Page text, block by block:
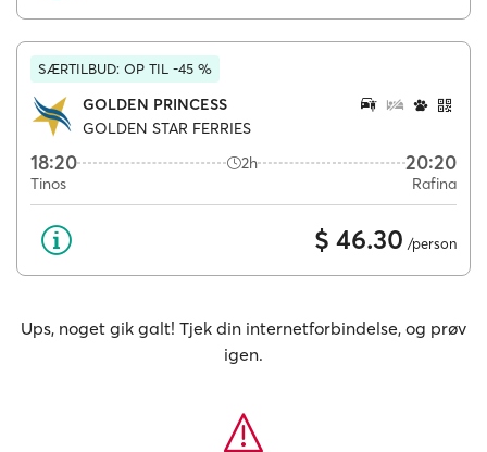
SÆRTILBUD: OP TIL -45 %
GOLDEN PRINCESS
GOLDEN STAR FERRIES
18:20 2h 20:20
Tinos Rafina
$ 46.30 /person
Ups, noget gik galt! Tjek din internetforbindelse, og prøv
igen.